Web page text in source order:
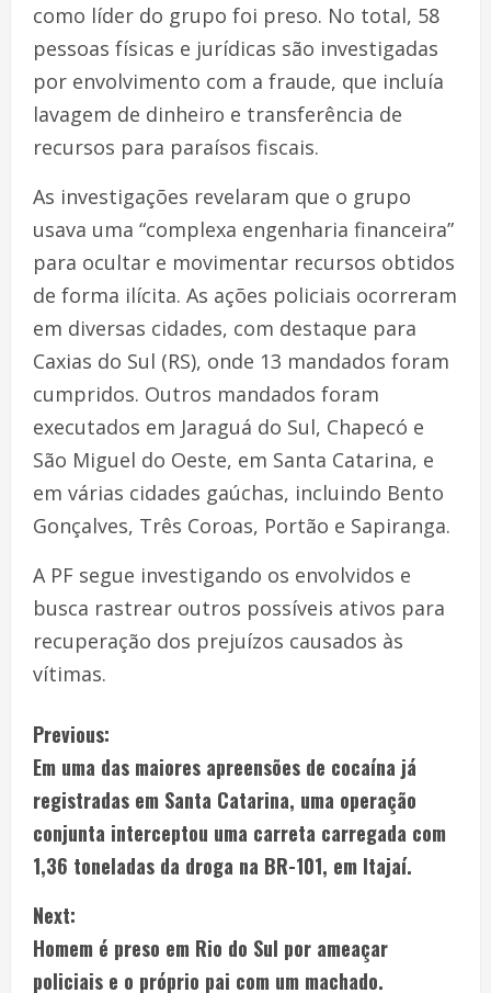
como líder do grupo foi preso. No total, 58
pessoas físicas e jurídicas são investigadas
por envolvimento com a fraude, que incluía
lavagem de dinheiro e transferência de
recursos para paraísos fiscais.
As investigações revelaram que o grupo
usava uma “complexa engenharia financeira”
para ocultar e movimentar recursos obtidos
de forma ilícita. As ações policiais ocorreram
em diversas cidades, com destaque para
Caxias do Sul (RS), onde 13 mandados foram
cumpridos. Outros mandados foram
executados em Jaraguá do Sul, Chapecó e
São Miguel do Oeste, em Santa Catarina, e
em várias cidades gaúchas, incluindo Bento
Gonçalves, Três Coroas, Portão e Sapiranga.
A PF segue investigando os envolvidos e
busca rastrear outros possíveis ativos para
recuperação dos prejuízos causados às
vítimas.
Previous:
Em uma das maiores apreensões de cocaína já
registradas em Santa Catarina, uma operação
conjunta interceptou uma carreta carregada com
1,36 toneladas da droga na BR-101, em Itajaí.
Next:
Homem é preso em Rio do Sul por ameaçar
policiais e o próprio pai com um machado.